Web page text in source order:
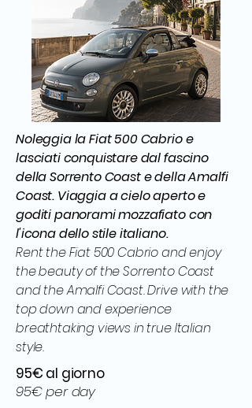
Noleggia la Fiat 500 Cabrio e
lasciati conquistare dal fascino
della Sorrento Coast e della Amalfi
Coast. Viaggia a cielo aperto e
goditi panorami mozzafiato con
l'icona dello stile italiano.
Rent the Fiat 500 Cabrio and enjoy
the beauty of the Sorrento Coast
and the Amalfi Coast. Drive with the
top down and experience
breathtaking views in true Italian
style.
95€ al giorno
95€ per day